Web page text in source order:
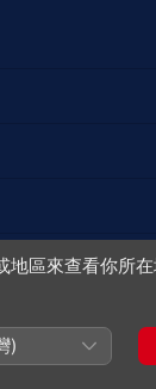
小提琴協奏曲
地區來查看你所
)